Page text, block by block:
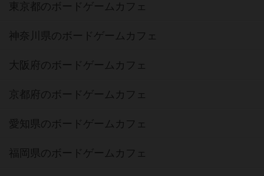
東京都のボードゲームカフェ
神奈川県のボードゲームカフェ
大阪府のボードゲームカフェ
京都府のボードゲームカフェ
愛知県のボードゲームカフェ
福岡県のボードゲームカフェ